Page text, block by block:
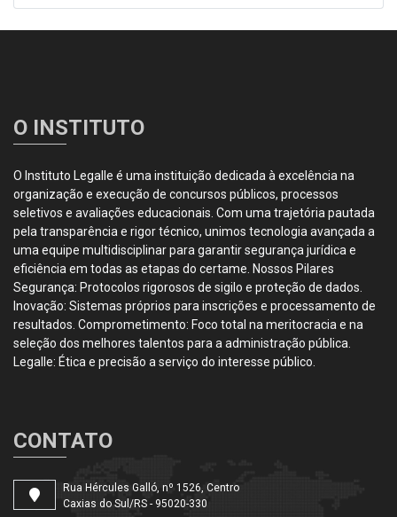
O INSTITUTO
O Instituto Legalle é uma instituição dedicada à excelência na
organização e execução de concursos públicos, processos
seletivos e avaliações educacionais. Com uma trajetória pautada
pela transparência e rigor técnico, unimos tecnologia avançada a
uma equipe multidisciplinar para garantir segurança jurídica e
eficiência em todas as etapas do certame. Nossos Pilares
Segurança: Protocolos rigorosos de sigilo e proteção de dados.
Inovação: Sistemas próprios para inscrições e processamento de
resultados. Comprometimento: Foco total na meritocracia e na
seleção dos melhores talentos para a administração pública.
Legalle: Ética e precisão a serviço do interesse público.
CONTATO
Rua Hércules Galló, nº 1526, Centro
Caxias do Sul/RS - 95020-330